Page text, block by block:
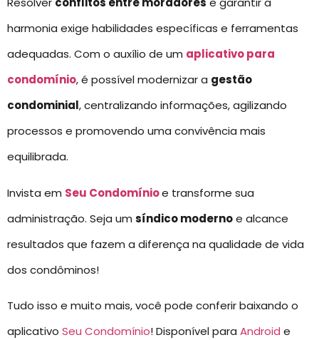
harmonia exige habilidades específicas e ferramentas
adequadas. Com o auxílio de um aplicativo para
condomínio, é possível modernizar a gestão
condominial, centralizando informações, agilizando
processos e promovendo uma convivência mais
equilibrada.
Invista em Seu Condomínioe transforme sua
administração. Seja um síndico modernoe alcance
resultados que fazem a diferença na qualidade de vida
dos condôminos!
Tudo isso e muito mais, você pode conferir baixando o
aplicativo Seu Condomínio! Disponível para Android e